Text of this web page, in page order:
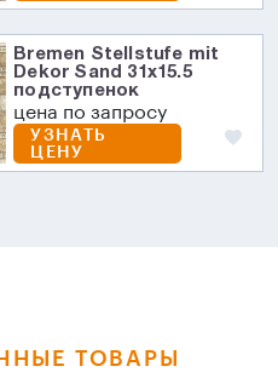
Bremen Stellstufe mit
Dekor Sand 31х15.5
подступенок
цена по запросу
УЗНАТЬ
ЦЕНУ
ТОВАРЫ